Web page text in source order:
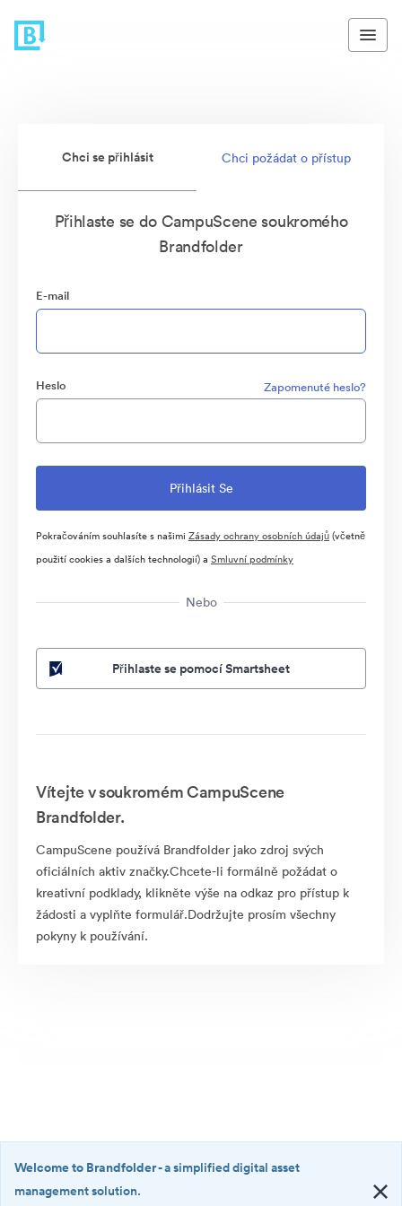
Chci se přihlásit Chci požádat o přístup
Přihlaste se do CampuScene soukromého
Brandfolder
E-mail
Heslo Zapomenuté heslo?
Pokračováním souhlasíte s našimi Zásady ochrany osobních údajů(včetně
použití cookies a dalších technologií) a Smluvní podmínky
Nebo
Přihlaste se pomocí Smartsheet
Vítejte v soukromém CampuScene
Brandfolder.
CampuScene používá Brandfolder jako zdroj svých
oficiálních aktiv značky.Chcete-li formálně požádat o
kreativní podklady, klikněte výše na odkaz pro přístup k
žádosti a vyplňte formulář.Dodržujte prosím všechny
pokyny k používání.
Welcome to Brandfolder- a simplified digital asset
management solution.